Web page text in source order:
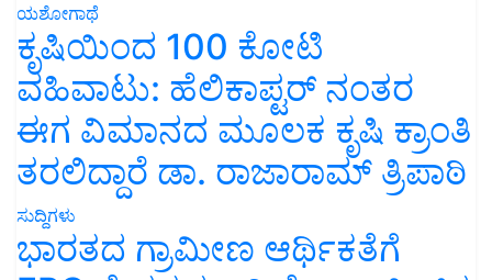
ಯಶೋಗಾಥೆ
ಕೃಷಿಯಿಂದ 100 ಕೋಟಿ
ವಹಿವಾಟು: ಹೆಲಿಕಾಪ್ಟರ್ ನಂತರ
ಈಗ ವಿಮಾನದ ಮೂಲಕ ಕೃಷಿ ಕ್ರಾಂತಿ
ತರಲಿದ್ದಾರೆ ಡಾ. ರಾಜಾರಾಮ್ ತ್ರಿಪಾಠಿ
ಸುದ್ದಿಗಳು
ಭಾರತದ ಗ್ರಾಮೀಣ ಆರ್ಥಿಕತೆಗೆ